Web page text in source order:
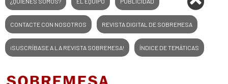
CONTACTE CON NOSOTROS REVISTA DIGITAL DE SOBREMESA
¡SUSCRÍBASE A LA REVISTA SOBREMESA! ÍNDICE DE TEMÁTICAS